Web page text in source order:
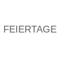
FEIERTAGE